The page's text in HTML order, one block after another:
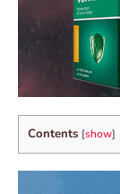
Contents [show]